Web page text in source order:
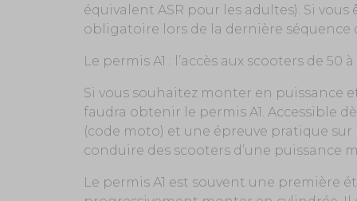
équivalent ASR pour les adultes). Si
obligatoire lors de la dernière séquence
Le permis A1 : l’accès aux scooters de 50 à
Si vous souhaitez monter en puissance
faudra obtenir le permis A1. Accessible
(code moto) et une épreuve pratique
conduire des scooters d’une puissance
Le permis A1 est souvent une première